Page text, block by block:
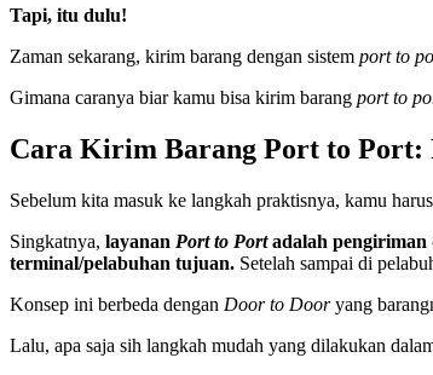
Tapi, itu dulu!
Zaman sekarang, kirim barang dengan sistem port to
Gimana caranya biar kamu bisa kirim barang port to
Cara Kirim Barang Port to Port:
Sebelum kita masuk ke langkah praktisnya, kamu
Singkatnya, layanan Port to Portadalah pengiriman
terminal/pelabuhan tujuan. Setelah sampai di
Konsep ini berbeda dengan Door to Dooryang
Lalu, apa saja sih langkah mudah yang dilakukan